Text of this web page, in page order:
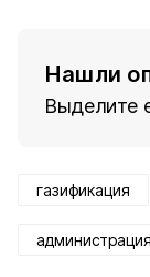
Нашли
Выделите
газификация
администрация